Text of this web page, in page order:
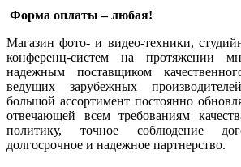
Форма оплаты – любая!
Магазин фото- и видео-техники,
конференц-систем на протяжении
надежным поставщиком
ведущих зарубежных
большой ассортимент постоянно
отвечающей всем требованиям
политику, точное соблюдение
долгосрочное и надежное партнерство.